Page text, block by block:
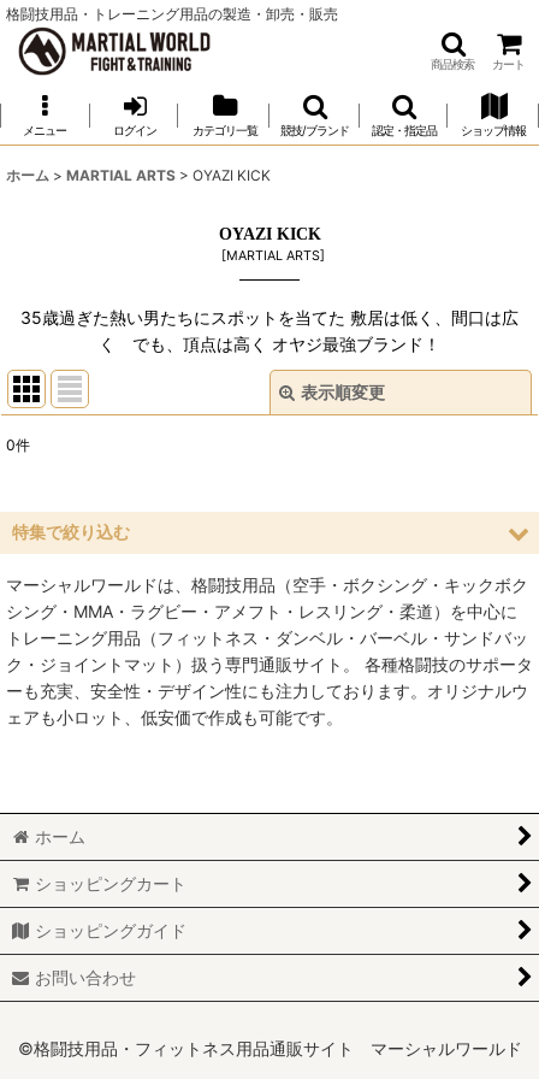
格闘技用品・トレーニング用品の製造・卸売・販売
商品検索 カート
メニュー ログイン カテゴリ一覧 競技/ブランド 認定・指定品 ショップ情報
ホーム > MARTIAL ARTS > OYAZI KICK
OYAZI KICK
[MARTIAL ARTS]
35歳過ぎた熱い男たちにスポットを当てた 敷居は低く、間口は広
く でも、頂点は高く オヤジ最強ブランド！
表示順変更
並び順:
絞り込む
0件
特集で絞り込む
空手
MMA総合格闘技
柔術
少林寺拳法
サンボ
レスリング
RUGBY
マーシャルワールドは、格闘技用品（空手・ボクシング・キックボク
シング・MMA・ラグビー・アメフト・レスリング・柔道）を中心に
トレーニング用品（フィットネス・ダンベル・バーベル・サンドバッ
ク・ジョイントマット）扱う専門通販サイト。 各種格闘技のサポータ
ーも充実、安全性・デザイン性にも注力しております。オリジナルウ
ェアも小ロット、低安価で作成も可能です。
ホーム
ショッピングカート
ショッピングガイド
お問い合わせ
©格闘技用品・フィットネス用品通販サイト マーシャルワールド